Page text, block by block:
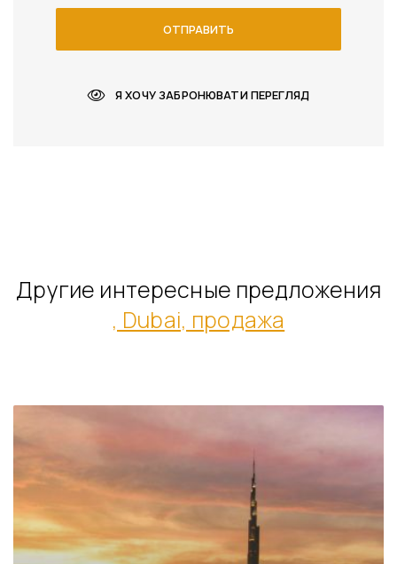
ОТПРАВИТЬ
Я ХОЧУ ЗАБРОНЮВАТИ ПЕРЕГЛЯД
Другие интересные предложения
, Dubai, продажа